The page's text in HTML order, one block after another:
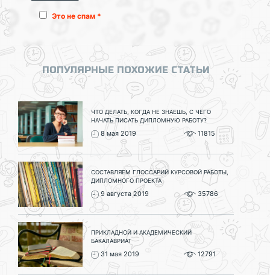
Это не спам *
ПОПУЛЯРНЫЕ ПОХОЖИЕ СТАТЬИ
ЧТО ДЕЛАТЬ, КОГДА НЕ ЗНАЕШЬ, С ЧЕГО
НАЧАТЬ ПИСАТЬ ДИПЛОМНУЮ РАБОТУ?
8 мая 2019 11815
СОСТАВЛЯЕМ ГЛОССАРИЙ КУРСОВОЙ РАБОТЫ,
ДИПЛОМНОГО ПРОЕКТА
9 августа 2019 35786
ПРИКЛАДНОЙ И АКАДЕМИЧЕСКИЙ
БАКАЛАВРИАТ
31 мая 2019 12791